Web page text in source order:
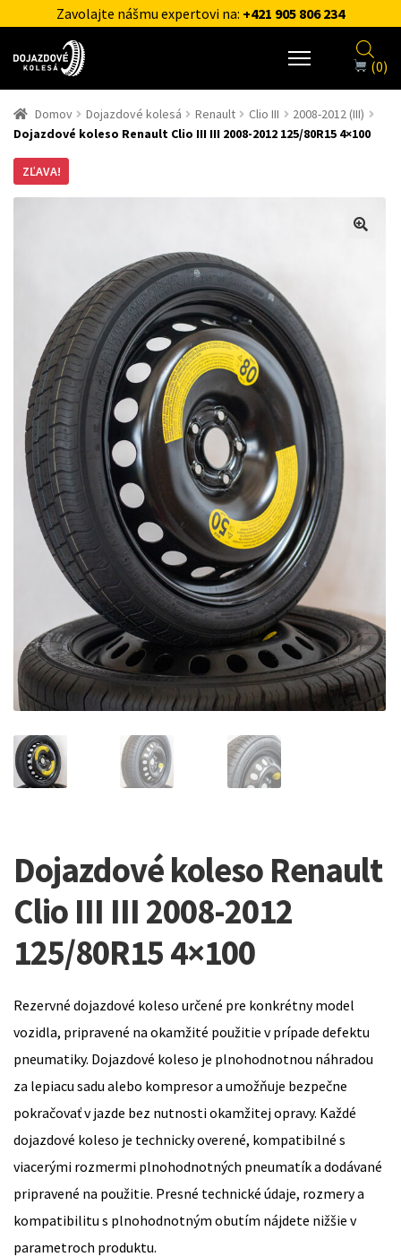
Zavolajte nášmu expertovi na: +421 905 806 234
(0)
Domov Dojazdové kolesá Renault Clio III
2008-2012 (III)
Dojazdové koleso Renault Clio III III 2008-2012 125/80R15 4×100
ZĽAVA!
Dojazdové koleso Renault
Clio III III 2008-2012
125/80R15 4×100
Rezervné dojazdové koleso určené pre konkrétny model
vozidla, pripravené na okamžité použitie v prípade defektu
pneumatiky. Dojazdové koleso je plnohodnotnou náhradou
za lepiacu sadu alebo kompresor a umožňuje bezpečne
pokračovať v jazde bez nutnosti okamžitej opravy. Každé
dojazdové koleso je technicky overené, kompatibilné s
viacerými rozmermi plnohodnotných pneumatík a dodávané
pripravené na použitie. Presné technické údaje, rozmery a
kompatibilitu s plnohodnotným obutím nájdete nižšie v
parametroch produktu.